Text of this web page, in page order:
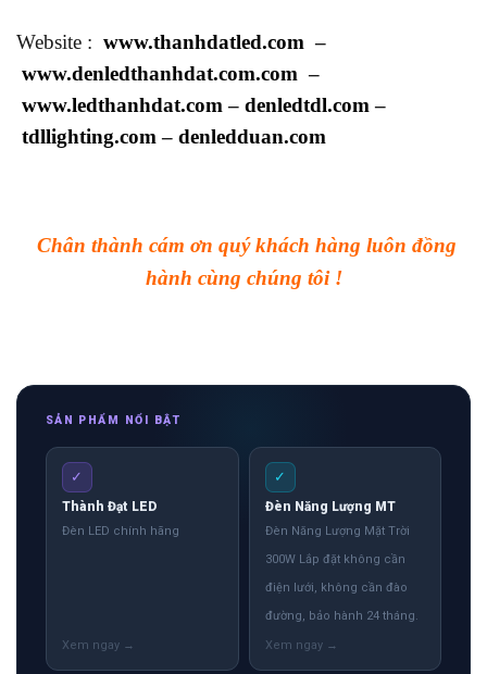
Website : www.thanhdatled.com –
www.denledthanhdat.com.com –
www.ledthanhdat.com – denledtdl.com –
tdllighting.com – denledduan.com
Chân thành cám ơn quý khách hàng luôn đồng
hành cùng chúng tôi !
SẢN PHẨM NỔI BẬT
✓
Thành Đạt LED
Đèn LED chính hãng
✓
Đèn Năng Lượng MT
Đèn Năng Lượng Mặt Trời
300W Lắp đặt không cần
điện lưới, không cần đào
đường, bảo hành 24 tháng.